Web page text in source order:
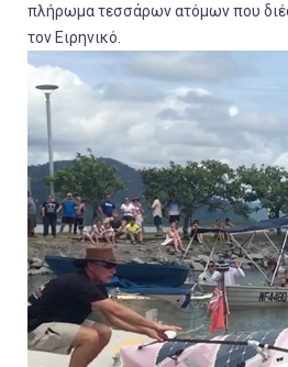
πλήρωμα τεσσάρων ατόμων που
τον Ειρηνικό.